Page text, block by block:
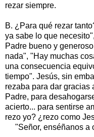
rezar siempre.
B. ¿Para qué rezar
ya sabe lo que
Padre bueno y
nada", "Hay muchas
una consecuencia
tiempo". Jesús, sin
rezaba para dar gracias
Padre, para
acierto... para sentirse
rezo yo? ¿rezo como
"Señor, enséñanos a